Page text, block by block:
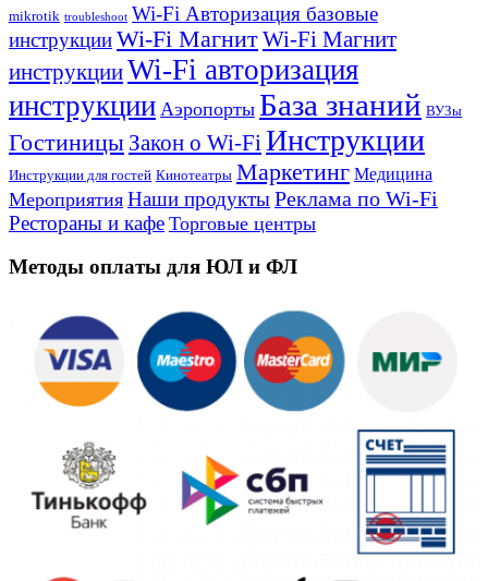
mikrotik troubleshoot Wi-Fi Авторизация базовые
инструкцииWi-Fi МагнитWi-Fi Магнит
инструкцииWi-Fi авторизация
инструкции Аэропорты База знаний ВУЗы
Гостиницы Закон о Wi-Fi Инструкции
Инструкции для гостей Кинотеатры Маркетинг Медицина
Мероприятия Наши продуктыРеклама по Wi-Fi
Рестораны и кафе Торговые центры
Методы оплаты для ЮЛ и ФЛ